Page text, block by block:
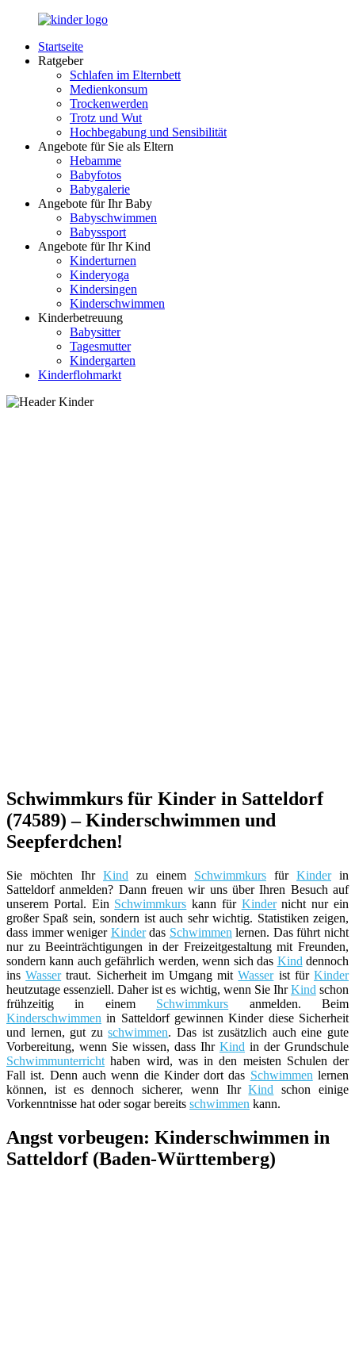
Zurück
Inhalt
LuckyKids.de
Das
Nachwuchs
Startseite
Ratgeber
Schlafen im Elternbett
Medienkonsum
Trockenwerden
Trotz und Wut
Hochbegabung und Sensibilität
Angebote für Sie als Eltern
Hebamme
Babyfotos
Babygalerie
Angebote für Ihr Baby
Babyschwimmen
Babyssport
Angebote für Ihr Kind
Kinderturnen
Kinderyoga
Kindersingen
Kinderschwimmen
Kinderbetreuung
Babysitter
Tagesmutter
Kindergarten
Kinderflohmarkt
Schwimmkurs für Kinder in Satteldorf
(74589) – Kinderschwimmen und
Seepferdchen!
Sie möchten Ihr Kind zu einem Schwimmkurs für Kinderin
Satteldorf anmelden? Dann freuen wir uns über Ihren Besuch auf
unserem Portal. Ein Schwimmkurs kann für Kindernicht nur ein
großer Spaß sein, sondern ist auch sehr wichtig. Statistiken zeigen,
dass immer weniger Kinderdas Schwimmen lernen. Das führt nicht
nur zu Beeinträchtigungen in der Freizeitgestaltung mit Freunden,
sondern kann auch gefährlich werden, wenn sich das Kind dennoch
insWassertraut. Sicherheit im Umgang mitWasserist fürKinder
heutzutage essenziell. Daher ist es wichtig, wenn Sie IhrKind schon
frühzeitig in einem Schwimmkurs anmelden. Beim
Kinderschwimmen in Satteldorf gewinnen Kinder diese Sicherheit
und lernen, gut zuschwimmen. Das ist zusätzlich auch eine gute
Vorbereitung, wenn Sie wissen, dass Ihr Kind in der Grundschule
Schwimmunterricht haben wird, was in den meisten Schulen der
Fall ist. Denn auch wenn die Kinder dort das Schwimmen lernen
können, ist es dennoch sicherer, wenn IhrKind schon einige
Vorkenntnisse hat oder sogar bereits schwimmen kann.
Angst vorbeugen: Kinderschwimmen in
Satteldorf (Baden-Württemberg)